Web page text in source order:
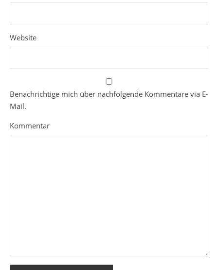
Website
Benachrichtige mich über nachfolgende Kommentare via E-
Mail.
Kommentar